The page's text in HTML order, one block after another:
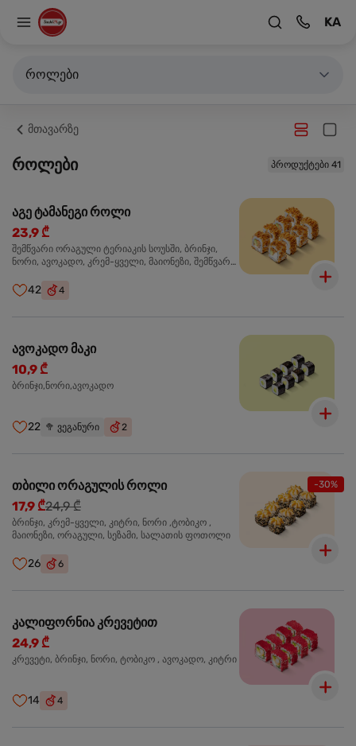
KA
როლები
მთავარზე
როლები პროდუქტები 41
აგე ტამანეგი როლი
23,9 ₾
შემწვარი ორაგული ტერიაკის სოუსში, ბრინჯი,
ნორი, ავოკადო, კრემ-ყველი, მაიონეზი, შემწვარი
42 4
ავოკადო მაკი
10,9 ₾
ბრინჯი,ნორი,ავოკადო
22 🥦 ვეგანური 2
-30%
თბილი ორაგულის როლი
17,9 ₾24,9 ₾
ბრინჯი, კრემ-ყველი, კიტრი, ნორი ,ტობიკო ,
მაიონეზი, ორაგული, სეზამი, სალათის ფოთოლი
26 6
კალიფორნია კრევეტით
24,9 ₾
კრევეტი, ბრინჯი, ნორი, ტობიკო , ავოკადო, კიტრი
14 4